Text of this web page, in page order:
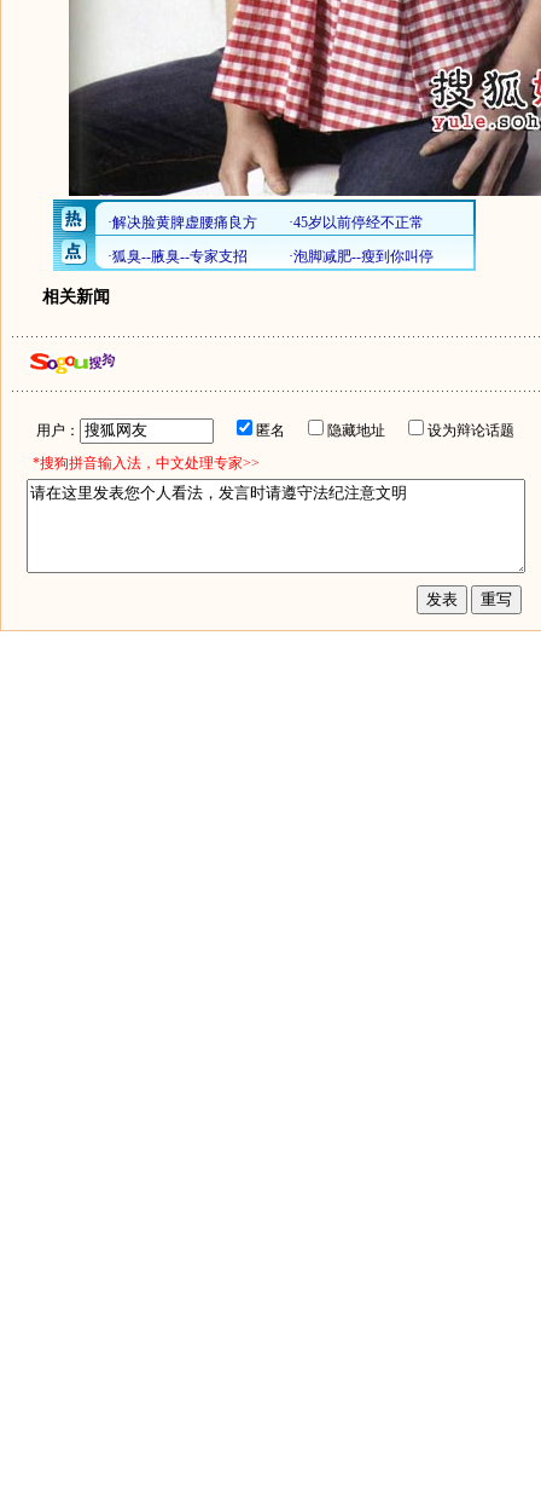
相关新闻
用户： 匿名 隐藏地址
设为辩论话题
*搜狗拼音输入法，中文处理专家>>